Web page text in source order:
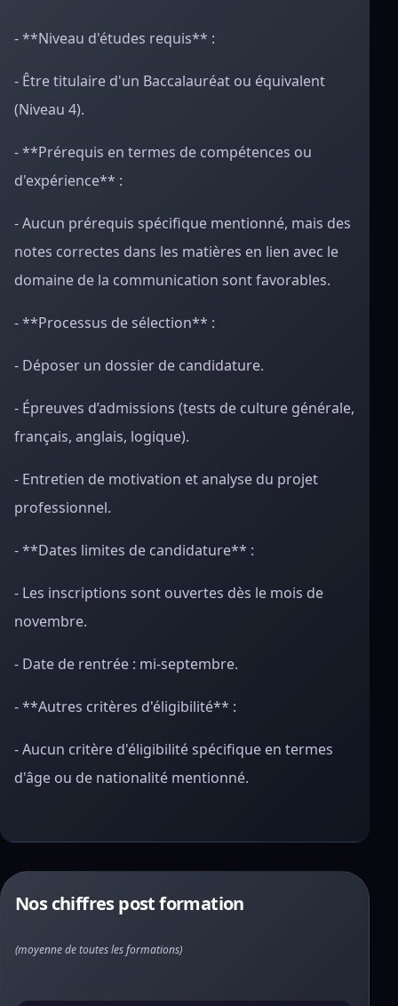
- **Niveau d'études requis** :
- Être titulaire d'un Baccalauréat ou équivalent
(Niveau 4).
- **Prérequis en termes de compétences ou
d'expérience** :
- Aucun prérequis spécifique mentionné, mais des
notes correctes dans les matières en lien avec le
domaine de la communication sont favorables.
- **Processus de sélection** :
- Déposer un dossier de candidature.
- Épreuves d’admissions (tests de culture générale,
français, anglais, logique).
- Entretien de motivation et analyse du projet
professionnel.
- **Dates limites de candidature** :
- Les inscriptions sont ouvertes dès le mois de
novembre.
- Date de rentrée : mi-septembre.
- **Autres critères d'éligibilité** :
- Aucun critère d'éligibilité spécifique en termes
d'âge ou de nationalité mentionné.
Nos chiffres post formation
(moyenne de toutes les formations)